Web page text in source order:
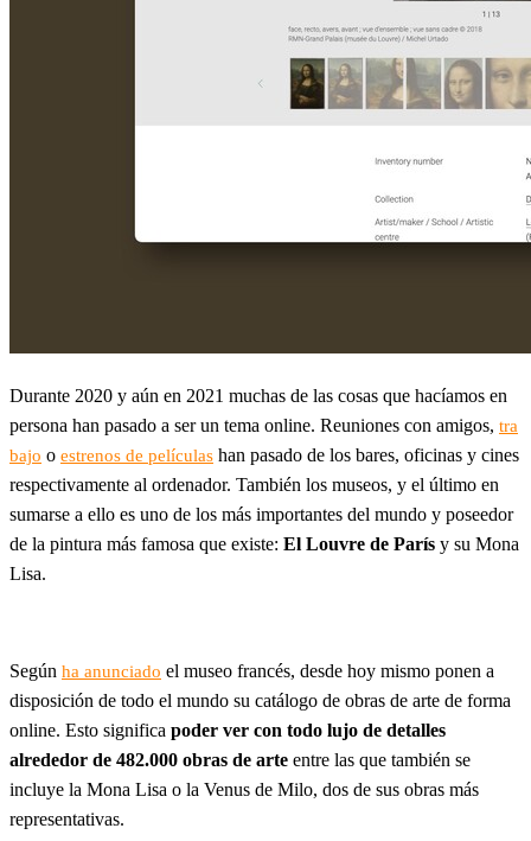
Durante 2020 y aún en 2021 muchas de las cosas que hacíamos en
persona han pasado a ser un tema online. Reuniones con amigos, tra
bajo o estrenos de películas han pasado de los bares, oficinas y cines
respectivamente al ordenador. También los museos, y el último en
sumarse a ello es uno de los más importantes del mundo y poseedor
de la pintura más famosa que existe: El Louvre de París y su Mona
Lisa.
Según ha anunciado el museo francés, desde hoy mismo ponen a
disposición de todo el mundo su catálogo de obras de arte de forma
online. Esto significa poder ver con todo lujo de detalles
alrededor de 482.000 obras de arte entre las que también se
incluye la Mona Lisa o la Venus de Milo, dos de sus obras más
representativas.